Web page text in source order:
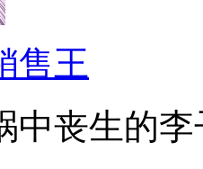
售王
中丧生的李